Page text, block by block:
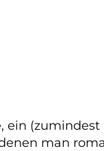
ein (zumindest
man